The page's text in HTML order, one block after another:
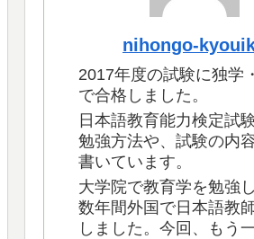
nihongo-
2017年度の試験に独学
で合格しました。
日本語教育能力検定試
勉強方法や、試験の内
書いています。
大学院で教育学を勉強し
数年間外国で日本語教
しました。今回、もう